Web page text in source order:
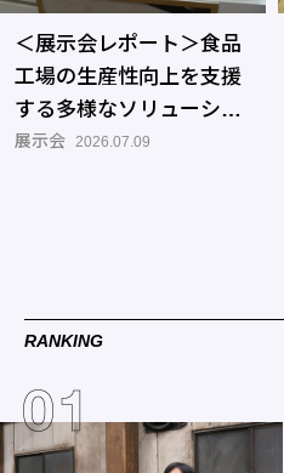
＜展示会レポート＞食品
工場の生産性向上を支援
する多様なソリューショ
ンが出展 「FOOMA
展示会 2026.07.09
RANKING